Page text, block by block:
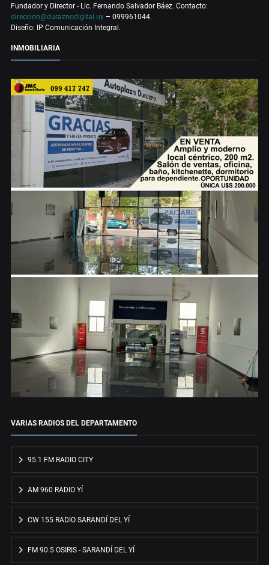
Fundador y Director - Lic. Fernando Salvador Báez. Contacto:
direccion@duraznodigital.uy – 099961044.
Diseño: IP Comunicación Integral.
INMOBILIARIA
VARIAS RADIOS DEL DEPARTAMENTO
95.1 FM RADIO CITY
AM 960 RADIO YÍ
CW 155 RADIO SARANDÍ DEL YÍ
FM 90.5 OSIRIS - SARANDÍ DEL YÍ